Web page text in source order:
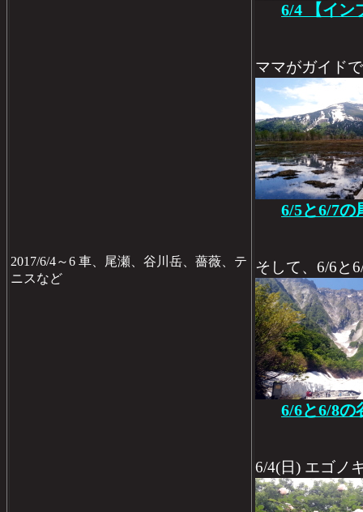
2017/6/4～6 車、尾瀬、谷川岳、薔薇、テ
ニスなど
6/4 【イン
ママがガイド
6/5と6/7の
そして、6/6と
6/6と6/8の
6/4(日) エゴノ